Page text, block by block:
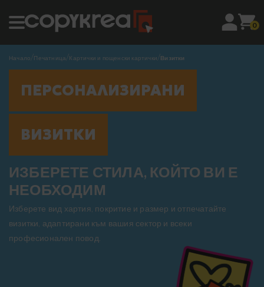
0
Начало Печатница Картички и пощенски картички Визитки
ПЕРСОНАЛИЗИРАНИ
ВИЗИТКИ
ИЗБЕРЕТЕ СТИЛА, КОЙТО ВИ Е
НЕОБХОДИМ
Изберете вид хартия, покритие и размер и отпечатайте
визитки, адаптирани към вашия сектор и всеки
професионален повод.